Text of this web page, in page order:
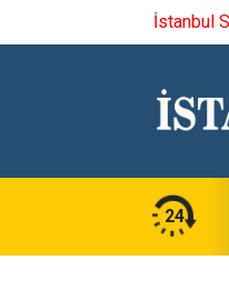
İstanbul
24